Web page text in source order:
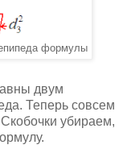
формулы
двум
Теперь совсем
Скобочки убираем,